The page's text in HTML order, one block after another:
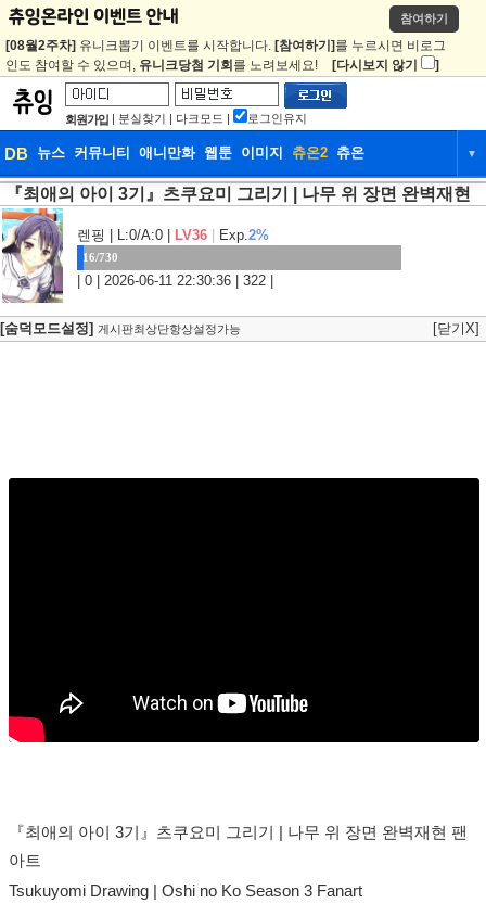
참여하기
[08월2주차] 유니크뽑기 이벤트를 시작합니다. [참여하기] 를 누르시면 비로그
인도 참여할 수 있으며, 유니크당첨 기회 를 노려보세요! [다시보지 않기 ]
회원가입 | 분실찾기 | 다크모드 | 로그인유지
DB 뉴스 커뮤니티 애니만화 웹툰 이미지 츄온2 츄온 ▼
DB 뉴스 커뮤니티 애니만화
웹툰 이미지
『최애의 아이 3기』츠쿠요미 그리기 | 나무 위 장면 완벽재현
렌핑 | L:0/A:0 | LV36 Exp.2%
16/730
| 0 | 2026-06-11 22:30:36 | 322 |
[숨덕모드설정] 게시판최상단항상설정가능 [닫기X]
『최애의 아이 3기』츠쿠요미 그리기 | 나무 위 장면 완벽재현 팬
아트
Tsukuyomi Drawing | Oshi no Ko Season 3 Fanart